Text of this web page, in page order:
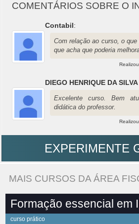
COMENTÁRIOS SOBRE O
Contabil:
Com relação ao curso, o
que acha que poderia
Realizou
DIEGO HENRIQUE DA
Excelente curso. Bem
didática do professor.
Realizou
EXPERIMENTE
MAIS CURSOS DA ÁREA
Formação essencial em
curso prático